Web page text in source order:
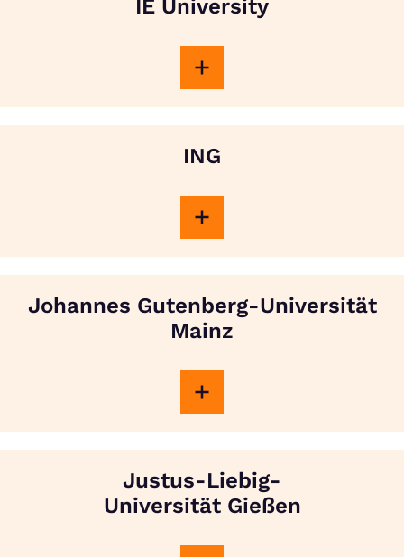
IE University
ING
Johannes Gutenberg-Universität
Mainz
Justus-Liebig-
Universität Gießen